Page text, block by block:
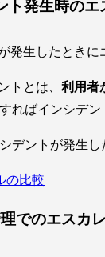
ト発生時のエ
発生したときに
トとは、 利用者
ればインシデン
デントが発生
の比較
でのエスカ